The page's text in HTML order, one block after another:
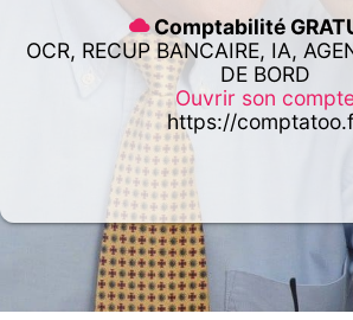
Comptabilité
OCR, RECUP BANCAIRE, IA,
DE BORD
Ouvrir son
https://